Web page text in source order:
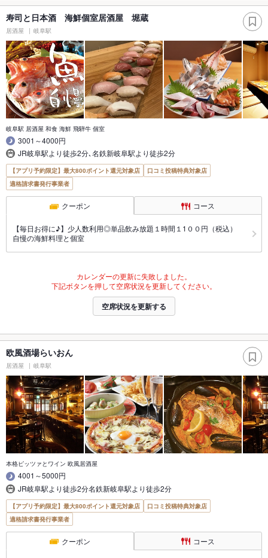
寿司と日本酒 海鮮個室居酒屋 堀蔵
居酒屋 岐阜駅
岐阜駅 居酒屋 和食 海鮮 飛騨牛 個室
3001～4000円
JR岐阜駅より徒歩2分､名鉄新岐阜駅より徒歩2分
【アプリ予約限定】最大800ポイント還元対象店
口コミ投稿特典対象店
適格請求書発行事業者
クーポン コース
【毎日お得に♪】少人数利用◎単品飲み放題１時間１1００円（税込）
自慢の海鮮料理と個室
カレンダーの更新に失敗しました。
下記ボタンを押して空席状況を更新してください。
空席状況を更新する
欧風酒場らいおん
居酒屋 岐阜駅
本格ピッツァとワイン 欧風居酒屋
4001～5000円
JR岐阜駅より徒歩2分名鉄新岐阜駅より徒歩2分
【アプリ予約限定】最大800ポイント還元対象店
口コミ投稿特典対象店
適格請求書発行事業者
クーポン コース